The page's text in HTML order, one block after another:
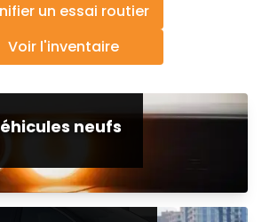
un essai routier
Voir l'inventaire
neufs